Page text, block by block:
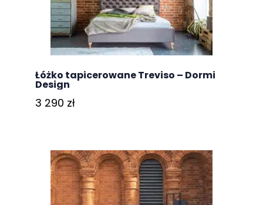
Łóżko tapicerowane Treviso – Dormi
Design
3 290 zł